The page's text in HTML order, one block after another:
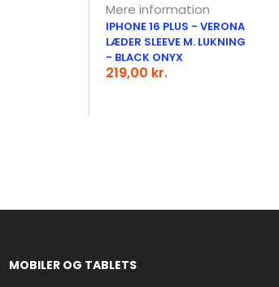
Mere information
IPHONE 16 PLUS - VERONA
LÆDER SLEEVE M. LUKNING
- BLACK ONYX
219,00 kr.
MOBILER OG TABLETS